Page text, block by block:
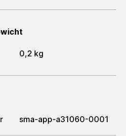
0,2 kg
sma-app-a31060-0001